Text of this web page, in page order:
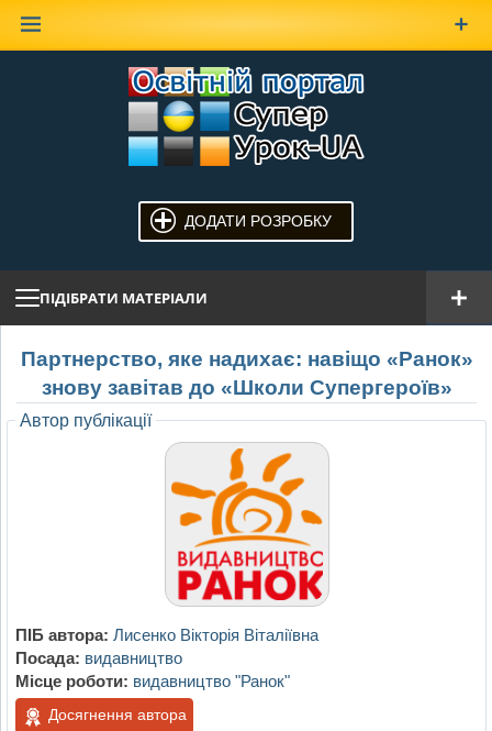
ДОДАТИ РОЗРОБКУ
ПІДІБРАТИ МАТЕРІАЛИ
Партнерство, яке надихає: навіщо «Ранок»
знову завітав до «Школи Супергероїв»
Автор публікації
ПІБ автора: Лисенко Вікторія Віталіївна
Посада: видавництво
Місце роботи: видавництво "Ранок"
Досягнення автора